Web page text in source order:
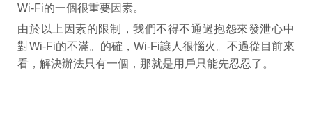
Wi-Fi的一個很重要因素。
由於以上因素的限制，我們不得不通過抱怨來發泄心中
對Wi-Fi的不滿。的確，Wi-Fi讓人很惱火。不過從目前來
看，解決辦法只有一個，那就是用戶只能先忍忍了。